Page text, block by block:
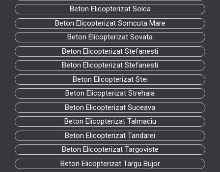
Beton Elicopterizat Solca
Beton Elicopterizat Somcuta Mare
Beton Elicopterizat Sovata
Beton Elicopterizat Stefanesti
Beton Elicopterizat Stefanesti
Beton Elicopterizat Stei
Beton Elicopterizat Strehaia
Beton Elicopterizat Suceava
Beton Elicopterizat Talmaciu
Beton Elicopterizat Tandarei
Beton Elicopterizat Targoviste
Beton Elicopterizat Targu Bujor